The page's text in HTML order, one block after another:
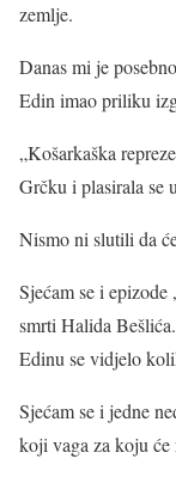
zemlje.
Danas mi je
Edin imao priliku
„Košarkaška
Grčku i plasirala se
Nismo ni slutili da
Sjećam se i
smrti Halida
Edinu se vidjelo
Sjećam se i jedne
koji vaga za koju će